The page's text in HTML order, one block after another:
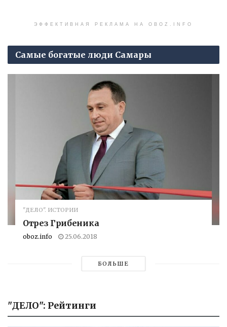
ЭФФЕКТИВНАЯ РЕКЛАМА НА OBOZ.INFO
Самые богатые люди Самары
"ДЕЛО". ИСТОРИИ
Отрез Грибеника
oboz.info 25.06.2018
БОЛЬШЕ
"ДЕЛО": Рейтинги